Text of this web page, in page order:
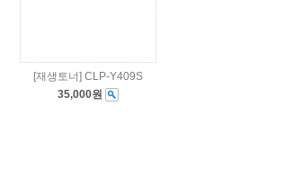
[재생토너] CLP-Y409S
35,000원